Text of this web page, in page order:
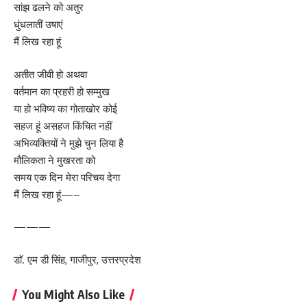
सांझ ढलने को अतुर
धुंधलातीं उषाएं
मैं लिख रहा हूं
अतीत जीवी हो अथवा
वर्तमान का प्रहरी हो सम्मुख
या हो भविष्य का गोताखोर कोई
सहज हूं असहज किंचित नहीं
अभिव्यक्तियों ने मुझे चुन लिया है
मौलिकता ने मुखरता को
समय एक दिन मेरा परिचय देगा
मैं लिख रहा हूं—–
———
डाॅ. एम डी सिंह, गाजीपुर, उत्तरप्रदेश
You Might Also Like